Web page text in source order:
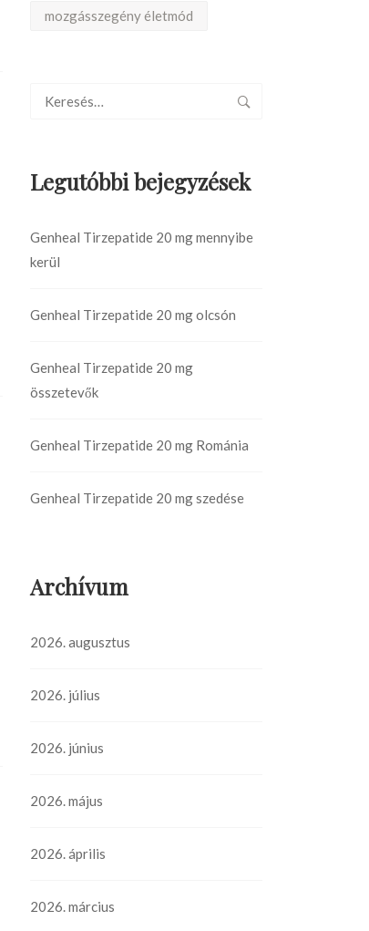
mozgásszegény életmód
Legutóbbi bejegyzések
Genheal Tirzepatide 20 mg mennyibe
kerül
Genheal Tirzepatide 20 mg olcsón
Genheal Tirzepatide 20 mg
összetevők
Genheal Tirzepatide 20 mg Románia
Genheal Tirzepatide 20 mg szedése
Archívum
2026. augusztus
2026. július
2026. június
2026. május
2026. április
2026. március